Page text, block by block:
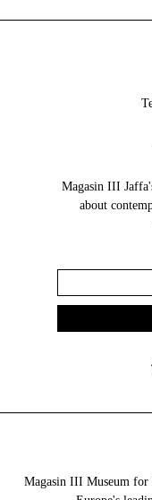
Magasin III
about
Magasin III Museum